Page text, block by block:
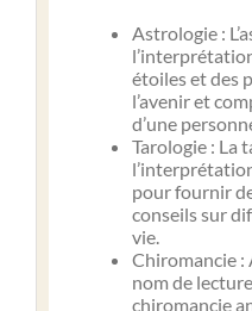
Astrologie :
étoiles et des
l’avenir et
d’une
Tarologie : La
pour fournir
conseils sur
vie.
Chiromancie :
nom de
chiromancie